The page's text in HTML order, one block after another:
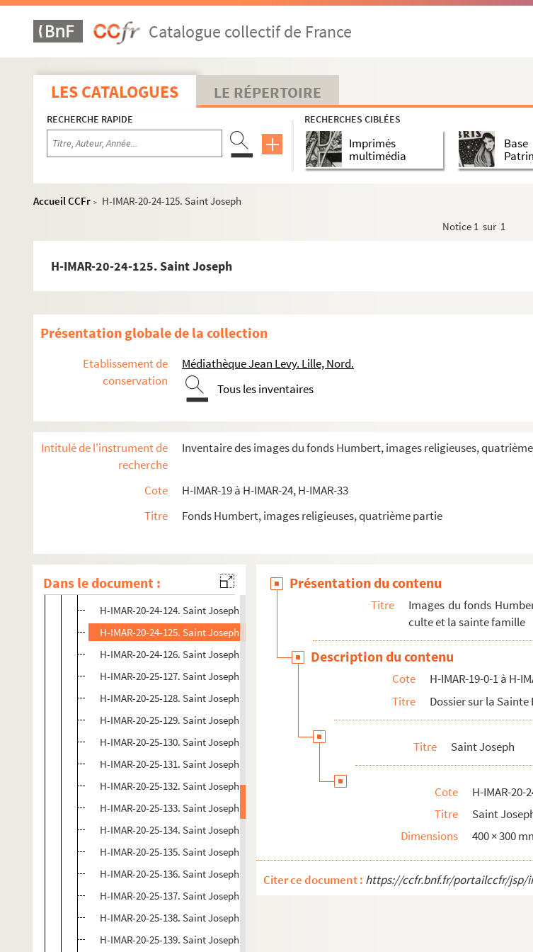
Catalogue collectif de France
LES CATALOGUES LE RÉPERTOIRE
RECHERCHE RAPIDE RECHERCHES CIBLÉES
Imprimés
multimédia
Base
Accueil CCFr >
H-IMAR-20-24-125. Saint Joseph
Notice 1 sur 1
H-IMAR-20-24-125. Saint Joseph
Présentation globale de la collection
Etablissement de
conservation
Médiathèque Jean Levy. Lille, Nord.
Tous les inventaires
Intitulé de l'instrument de
recherche
Inventaire des images du fonds Humbert, images religieuses,
Cote
H-IMAR-19 à H-IMAR-24, H-IMAR-33
Titre
Fonds Humbert, images religieuses, quatrième partie
Dans le document :
H-IMAR-20-22-98. Saint Joseph
H-IMAR-20-22-99. Saint Joseph
H-IMAR-20-22-100. Saint Joseph
H-IMAR-20-22-101. Saint Joseph
H-IMAR-20-22-102. Saint Joseph
H-IMAR-20-22-103. Saint Joseph
H-IMAR-20-22-108. Saint Joseph
H-IMAR-20-23-111. Saint Joseph
H-IMAR-20-23-113. Saint Joseph
H-IMAR-20-23-114. Saint Joseph
H-IMAR-20-23-116. Saint Joseph
H-IMAR-20-23-117. Saint Joseph
H-IMAR-20-24-120. Saint Joseph
H-IMAR-20-24-122. Saint Joseph
H-IMAR-20-24-123. Saint Joseph
H-IMAR-20-24-124. Saint Joseph
H-IMAR-20-24-125. Saint Joseph
H-IMAR-20-24-126. Saint Joseph
H-IMAR-20-25-127. Saint Joseph
H-IMAR-20-25-128. Saint Joseph
H-IMAR-20-25-129. Saint Joseph
H-IMAR-20-25-130. Saint Joseph
H-IMAR-20-25-131. Saint Joseph
H-IMAR-20-25-132. Saint Joseph
H-IMAR-20-25-133. Saint Joseph
H-IMAR-20-25-134. Saint Joseph
H-IMAR-20-25-135. Saint Joseph
H-IMAR-20-25-136. Saint Joseph
H-IMAR-20-25-137. Saint Joseph
H-IMAR-20-25-138. Saint Joseph
H-IMAR-20-25-139. Saint Joseph
Présentation du contenu
Titre
Images du fonds
culte et la sainte famille
Description du contenu
Cote
H-IMAR-19-0-1 à H-
Titre
Dossier sur la
Titre Saint Joseph
Cote
H-IMAR-20-
Titre
Saint
Dimensions
400 × 300
Citer ce document : https://ccfr.bnf.fr/portailccfr/jsp/